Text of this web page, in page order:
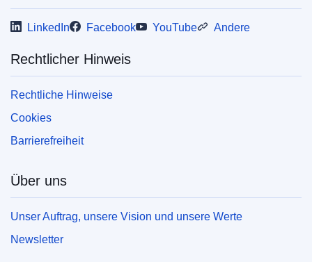
LinkedIn Facebook YouTube Andere
Rechtlicher Hinweis
Rechtliche Hinweise
Cookies
Barrierefreiheit
Über uns
Unser Auftrag, unsere Vision und unsere Werte
Newsletter